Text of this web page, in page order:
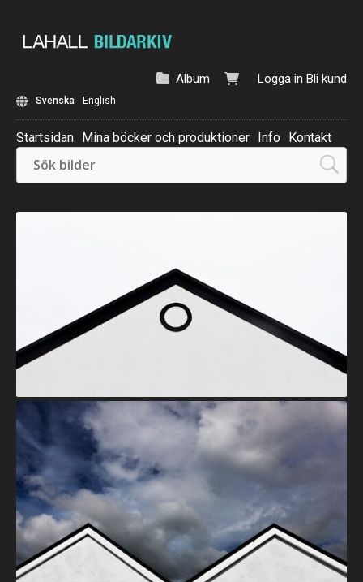
Logga in Bli kund
Album
Svenska English
Startsidan Mina böcker och produktioner Info Kontakt
Beställ: Kalender 2025